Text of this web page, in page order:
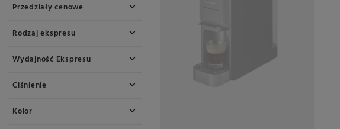
Przedziały cenowe
Rodzaj ekspresu
Wydajność Ekspresu
Ciśnienie
Kolor